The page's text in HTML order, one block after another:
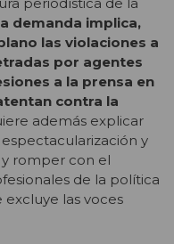
periodística de la
demanda implica,
las violaciones a
por agentes
a la prensa en
contra la
además explicar
espectacularización y
romper con el
de la política
excluye las voces